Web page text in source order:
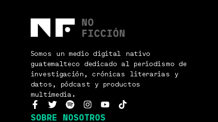
Somos un medio digital nativo
guatemalteco dedicado al periodismo de
investigación, crónicas literarias y
datos, pódcast y productos
multimedia.
SOBRE NOSOTROS